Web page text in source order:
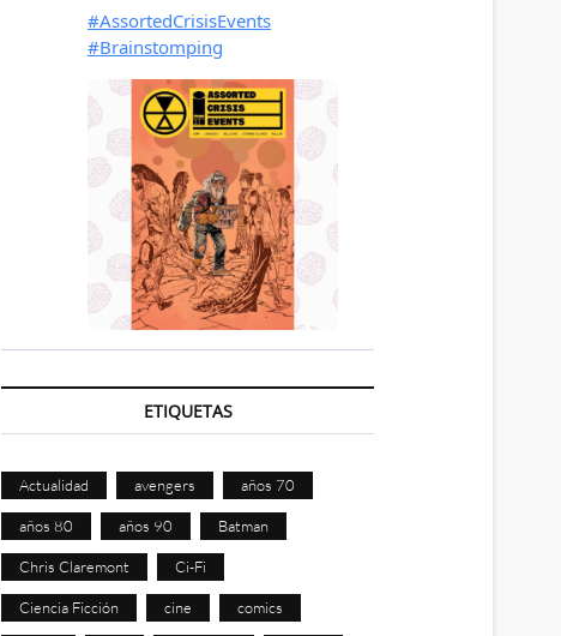
ETIQUETAS
Actualidad avengers años 70
años 80 años 90 Batman
Chris Claremont Ci-Fi
Ciencia Ficción cine comics